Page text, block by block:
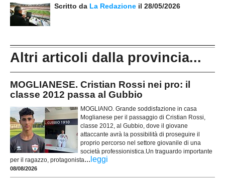
Scritto da La Redazione il 28/05/2026
Altri articoli dalla provincia...
MOGLIANESE. Cristian Rossi nei pro: il
classe 2012 passa al Gubbio
MOGLIANO. Grande soddisfazione in casa
Moglianese per il passaggio di Cristian Rossi,
classe 2012, al Gubbio, dove il giovane
attaccante avrà la possibilità di proseguire il
proprio percorso nel settore giovanile di una
società professionistica.Un traguardo importante
per il ragazzo, protagonista... leggi
08/08/2026